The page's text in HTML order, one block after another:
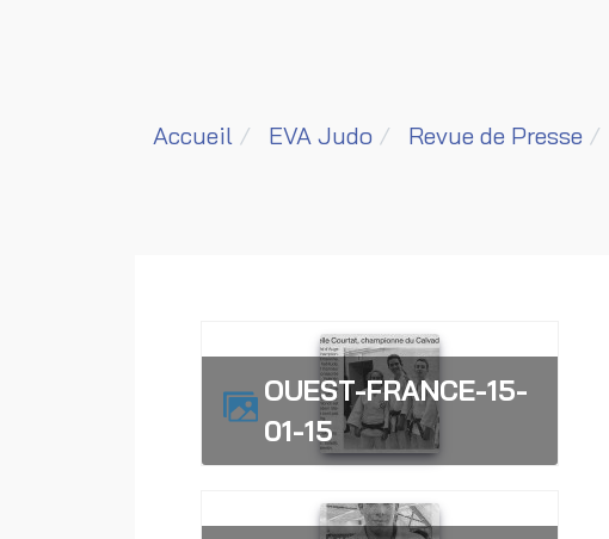
Accueil EVA Judo Revue de Presse
OUEST-FRANCE-15-
01-15